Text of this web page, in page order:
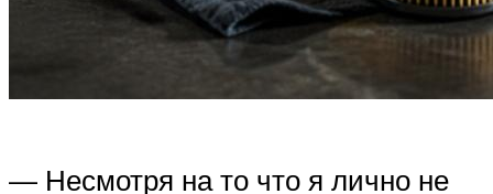
— Несмотря на то что я лично не